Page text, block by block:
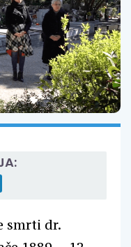
smrti dr.